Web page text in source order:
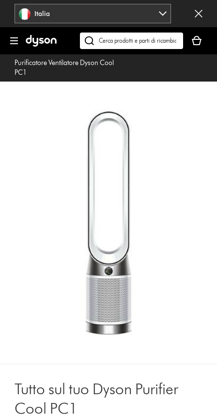
navigazione Italia
Cerca
su
dyson.it
carrello
è
Purificatore Ventilatore Dyson Cool
PC1
Tutto sul tuo Dyson Purifier
Cool PC1